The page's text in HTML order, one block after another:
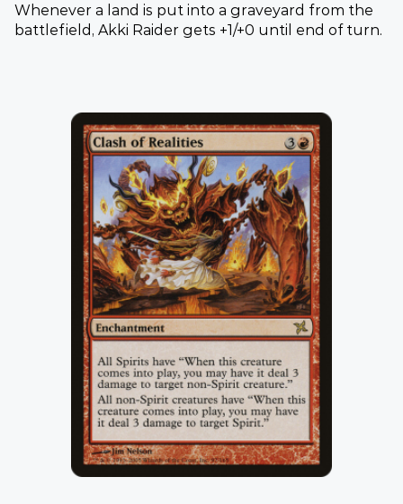
Whenever a land is put into a graveyard from the
battlefield, Akki Raider gets +1/+0 until end of turn.